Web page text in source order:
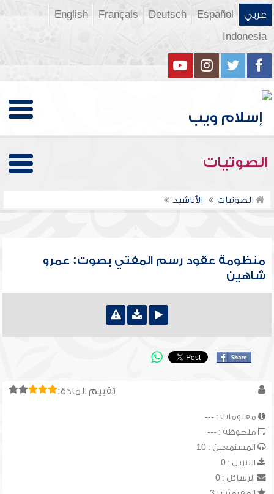
عربي Español
Deutsch
Français
English
Indonesia
الصوتيات
الصوتيات الأناشيد
منظومة عقود رسم المفتي بصوت: عمرو
شاهين
تقييم المادة:
معلومات : ---
ملحوظة : ---
المستمعين : 10
التنزيل : 0
الرسائل : 0